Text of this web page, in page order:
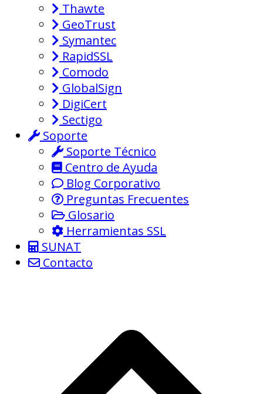
Thawte
GeoTrust
Symantec
RapidSSL
Comodo
GlobalSign
DigiCert
Sectigo
Soporte
Soporte Técnico
Centro de Ayuda
Blog Corporativo
Preguntas Frecuentes
Glosario
Herramientas SSL
SUNAT
Contacto